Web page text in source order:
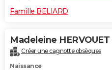
Famille BELIARD
Madeleine HERVOUET
Créer une cagnotte obsèques
Naissance